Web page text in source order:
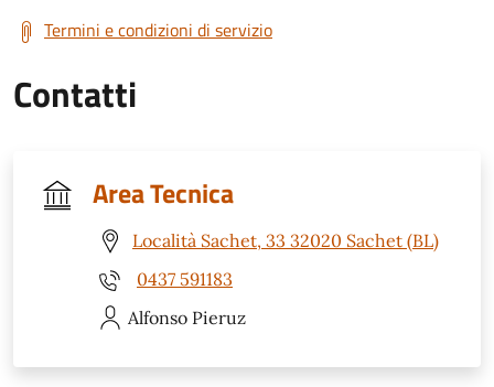
Termini e condizioni di servizio
Contatti
Area Tecnica
Località Sachet, 33 32020 Sachet (BL)
0437 591183
Alfonso Pieruz